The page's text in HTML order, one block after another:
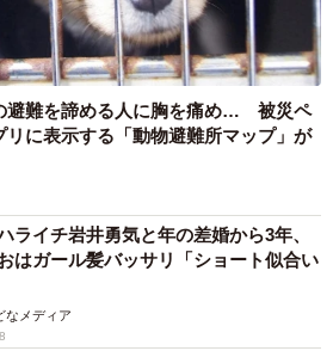
診の日から1年6カ月経過しても日
る場合には、障害年金の申請を検
入期間や過去の報酬額によります
間が終わった後の、非常に重要か
す。初診日に国民年金に加入して
していたか、あるいは20歳未満で
いかで、申請できるものが変わり
の地域の年金事務所に問い合わせ
避難を諦める人に胸を痛め… 被災ペ
リに表示する「動物避難所マップ」が
ライチ岩井勇気と年の差婚から3年、
はガール髪バッサリ「ショート似合い
なメディア